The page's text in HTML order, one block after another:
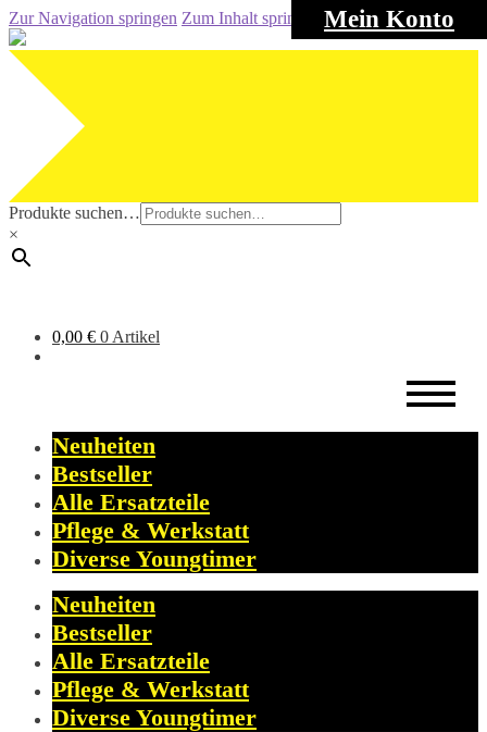
Mein Konto
Zur Navigation springen Zum Inhalt springen
Produkte suchen…
×
0,00 € 0 Artikel
Neuheiten
Bestseller
Alle Ersatzteile
Pflege & Werkstatt
Diverse Youngtimer
Neuheiten
Bestseller
Alle Ersatzteile
Pflege & Werkstatt
Diverse Youngtimer